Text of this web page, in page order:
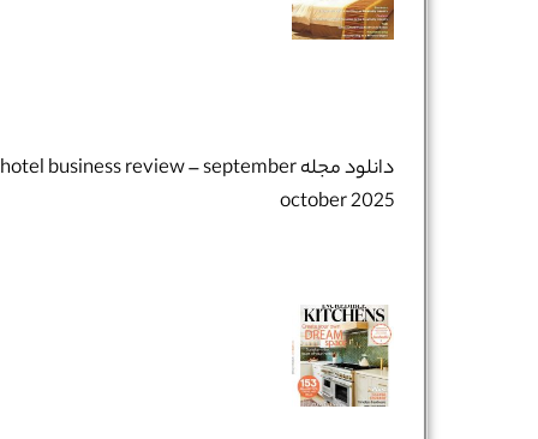
دانلود مجله hotel business review – september
october 2025